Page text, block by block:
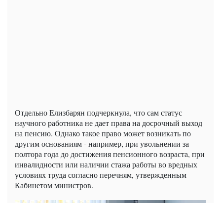
Отдельно Елизбарян подчеркнула, что сам статус
научного работника не дает права на досрочный выход
на пенсию. Однако такое право может возникать по
другим основаниям - например, при увольнении за
полтора года до достижения пенсионного возраста, при
инвалидности или наличии стажа работы во вредных
условиях труда согласно перечням, утвержденным
Кабинетом министров.